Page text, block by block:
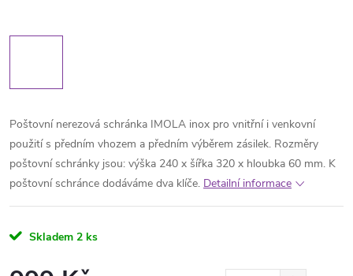
Poštovní nerezová schránka IMOLA inox pro vnitřní i venkovní
použití s předním vhozem a předním výběrem zásilek. Rozměry
poštovní schránky jsou: výška 240 x šířka 320 x hloubka 60 mm. K
poštovní schránce dodáváme dva klíče. Detailní informace
Skladem 2 ks